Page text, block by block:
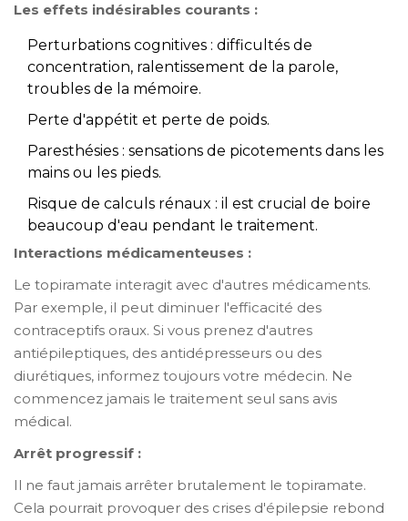
Les effets indésirables courants :
Perturbations cognitives : difficultés de
concentration, ralentissement de la parole,
troubles de la mémoire.
Perte d'appétit et perte de poids.
Paresthésies : sensations de picotements dans les
mains ou les pieds.
Risque de calculs rénaux : il est crucial de boire
beaucoup d'eau pendant le traitement.
Interactions médicamenteuses :
Le topiramate interagit avec d'autres médicaments.
Par exemple, il peut diminuer l'efficacité des
contraceptifs oraux. Si vous prenez d'autres
antiépileptiques, des antidépresseurs ou des
diurétiques, informez toujours votre médecin. Ne
commencez jamais le traitement seul sans avis
médical.
Arrêt progressif :
Il ne faut jamais arrêter brutalement le topiramate.
Cela pourrait provoquer des crises d'épilepsie rebond